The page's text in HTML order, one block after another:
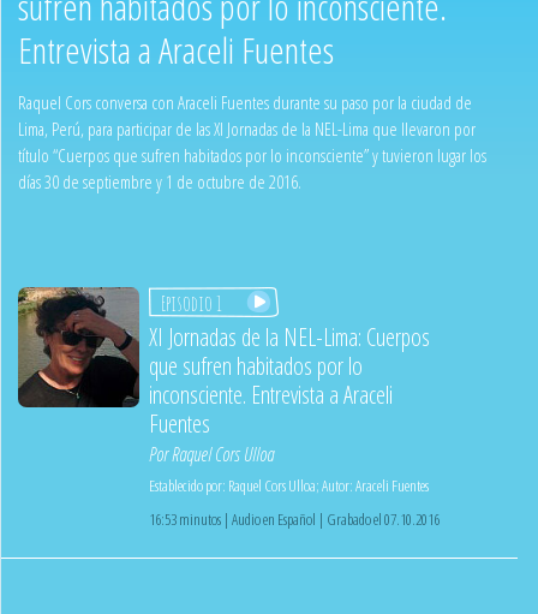
Entrevista a Araceli Fuentes
Raquel Cors conversa con Araceli Fuentes durante su paso por la ciudad de
Lima, Perú, para participar de las XI Jornadas de la NEL-Lima que llevaron por
título “Cuerpos que sufren habitados por lo inconsciente” y tuvieron lugar los
días 30 de septiembre y 1 de octubre de 2016.
Episodio 1
XI Jornadas de la NEL-Lima: Cuerpos
que sufren habitados por lo
inconsciente. Entrevista a Araceli
Fuentes
PorRaquel Cors Ulloa
Establecido por: Raquel Cors Ulloa;Autor:Araceli Fuentes
16:53 minutos | Audio en Español | Grabado el 07.10.2016